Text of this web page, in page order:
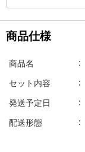
商品仕様
商品名
セット内容
発送予定日
配送形態